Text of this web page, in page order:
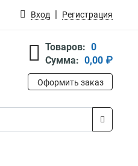
Вход Регистрация
Товаров: 0
Сумма: 0,00 ₽
Оформить заказ